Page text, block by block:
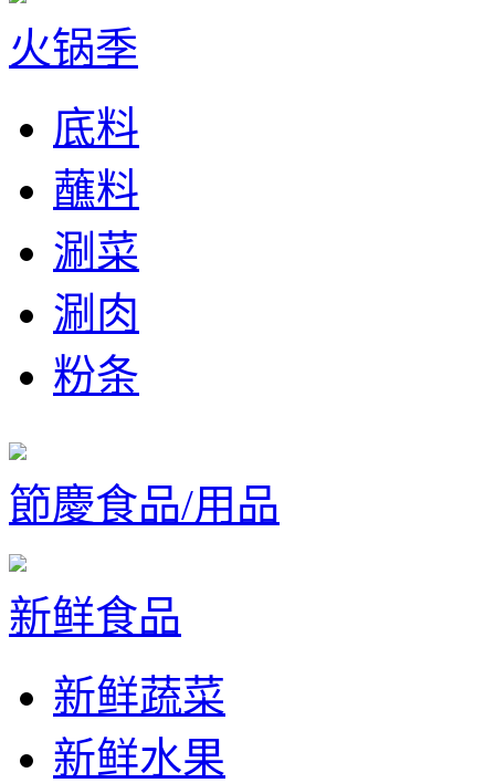
火锅季
底料
蘸料
涮菜
涮肉
粉条
節慶食品/用品
新鲜食品
新鲜蔬菜
新鲜水果